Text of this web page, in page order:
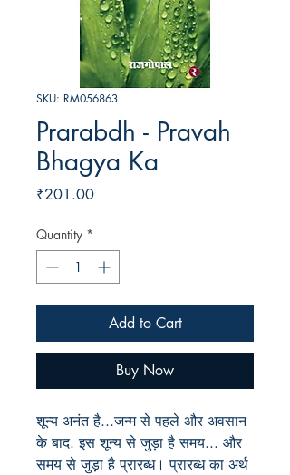
SKU: RM056863
Prarabdh - Pravah
Bhagya Ka
₹201.00Price
Quantity *
Add to Cart
Buy Now
शून्य अनंत है...जन्म से पहले और अवसान
के बाद. इस शून्य से जुड़ा है समय... और
समय से जुड़ा है प्रारब्ध। प्रारब्ध का अर्थ